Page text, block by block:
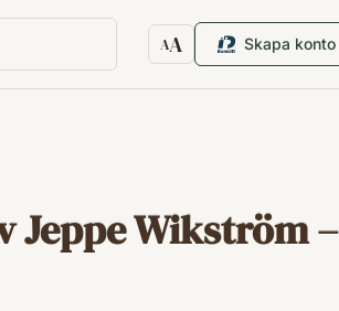
AA
Textstorlek
Skapa konto
Jeppe Wikström –